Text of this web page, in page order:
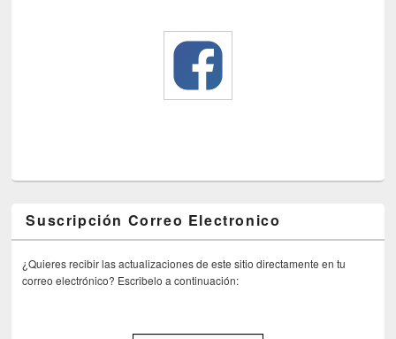
Suscripción Correo Electronico
¿Quieres recibir las actualizaciones de este sitio directamente en tu
correo electrónico? Escribelo a continuación: